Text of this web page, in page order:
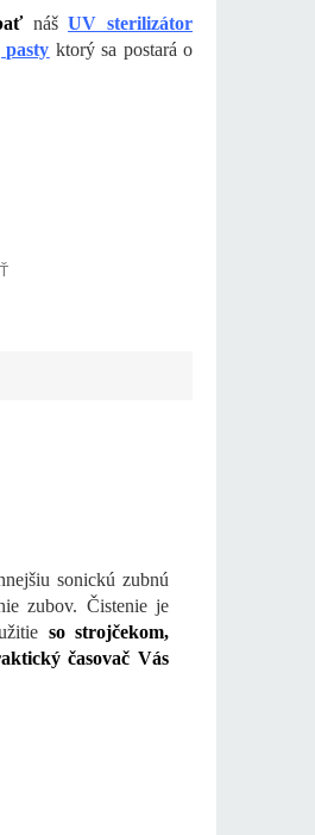
nášUV sterilizátor
pasty ktorý sa postará o
sonickú zubnú
zubov. Čistenie je
so strojčekom,
časovač Vás